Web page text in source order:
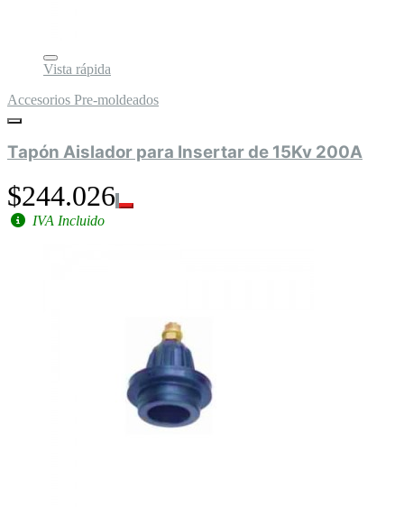
Vista rápida
Accesorios Pre-moldeados
Tapón Aislador para Insertar de 15Kv 200A
$244.026
IVA Incluido